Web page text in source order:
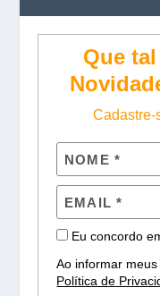
Que
Cadastre-
Eu concordo
Ao informar
Política de